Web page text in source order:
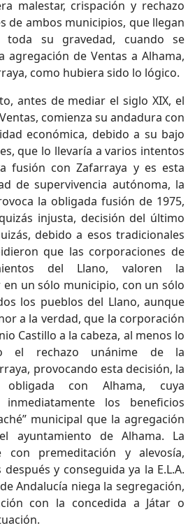
malestar, crispación y rechazo
de ambos municipios, que llegan
toda su gravedad, cuando se
agregación de Ventas a Alhama,
como hubiera sido lo lógico.
antes de mediar el siglo XIX, el
comienza su andadura con
económica, debido a su bajo
que lo llevaría a varios intentos
fusión con Zafarraya y es esta
de supervivencia autónoma, la
la obligada fusión de 1975,
injusta, decisión del último
debido a esos tradicionales
que las corporaciones de
del Llano, valoren la
un sólo municipio, con un sólo
los pueblos del Llano, aunque
a la verdad, que la corporación
Castillo a la cabeza, al menos lo
el rechazo unánime de la
provocando esta decisión, la
con Alhama, cuya
los beneficios
municipal que la agregación
ayuntamiento de Alhama. La
con premeditación y alevosía,
y conseguida ya la E.L.A.
Andalucía niega la segregación,
con la concedida a Játar o